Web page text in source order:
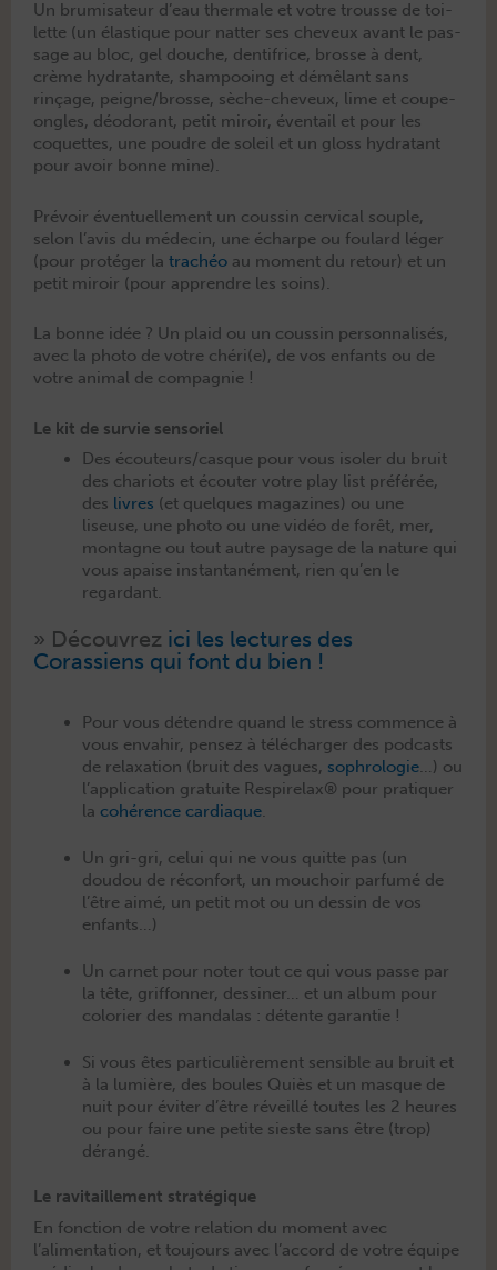
Un bru­misa­teur d’eau ther­male et votre trousse de toi­
lette (un élas­tique pour nat­ter ses cheveux avant le pas­
sage au bloc, gel douche, den­ti­frice, brosse à dent,
crème hydratante, sham­poo­ing et démêlant sans
rinçage, peigne/brosse, sèche-cheveux, lime et coupe-
ongles, déodor­ant, petit miroir, éven­tail et pour les
coquettes, une poudre de soleil et un gloss hydratant
pour avoir bonne mine).
Prévoir éventuelle­ment un coussin cer­vi­cal sou­ple,
selon l’avis du médecin, une écharpe ou foulard léger
(pour pro­téger la tra­chéo au moment du retour) et un
petit miroir (pour appren­dre les soins).
La bonne idée ? Un plaid ou un coussin per­son­nal­isés,
avec la pho­to de votre chéri(e), de vos enfants ou de
votre ani­mal de compagnie !
Le kit de survie sensoriel
Des écouteurs/casque pour vous isol­er du bruit
des char­i­ots et écouter votre play list préférée,
des livres (et quelques mag­a­zines) ou une
liseuse, une pho­to ou une vidéo de forêt, mer,
mon­tagne ou tout autre paysage de la nature qui
vous apaise instan­ta­né­ment, rien qu’en le
regardant.
» Décou­vrez ici les lec­tures des
Corassiens qui font du bien !
Pour vous déten­dre quand le stress com­mence à
vous envahir, pensez à télécharg­er des pod­casts
de relax­ation (bruit des vagues, sophrolo­gie…) ou
l’application gra­tu­ite Respire­lax® pour pra­ti­quer
la cohérence car­diaque.
Un gri-gri, celui qui ne vous quitte pas (un
doudou de récon­fort, un mou­choir par­fumé de
l’être aimé, un petit mot ou un dessin de vos
enfants…)
Un car­net pour not­er tout ce qui vous passe par
la tête, grif­fon­ner, dessin­er… et un album pour
col­o­ri­er des man­dalas : détente garantie !
Si vous êtes par­ti­c­ulière­ment sen­si­ble au bruit et
à la lumière, des boules Quiès et un masque de
nuit pour éviter d’être réveil­lé toutes les 2 heures
ou pour faire une petite sieste sans être (trop)
dérangé.
Le ravitaillement stratégique
En fonc­tion de votre rela­tion du moment avec
l’alimentation, et tou­jours avec l’accord de votre équipe